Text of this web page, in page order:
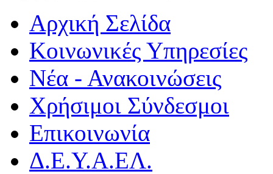
Αρχική Σελίδα
Κοινωνικές Υπηρεσίες
Νέα - Ανακοινώσεις
Χρήσιμοι Σύνδεσμοι
Επικοινωνία
Δ.Ε.Υ.Α.ΕΛ.